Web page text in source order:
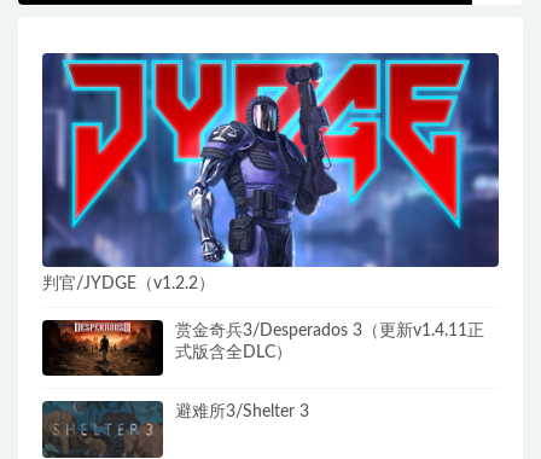
判官/JYDGE（v1.2.2）
赏金奇兵3/Desperados 3（更新v1.4.11正
式版含全DLC）
避难所3/Shelter 3